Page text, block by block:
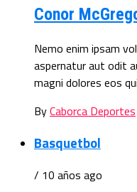
Conor
Nemo enim ipsam
aspernatur aut odit
magni dolores eos
ByCaborca Deportes
Basquetbol
/ 10 años ago